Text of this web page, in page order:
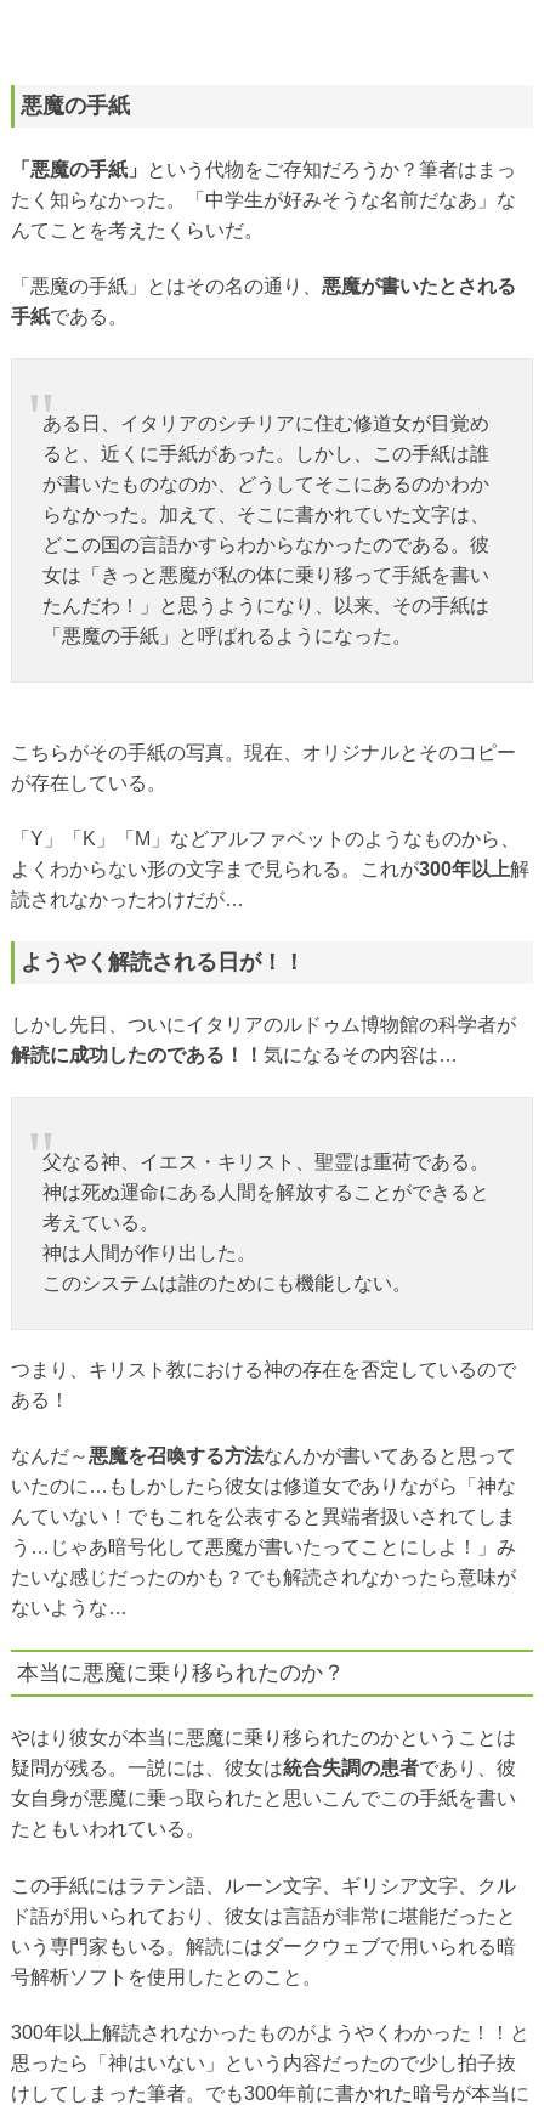
悪魔の手紙
「悪魔の手紙」
という代物をご存知だろうか？筆者はまっ
たく知らなかった。「中学生が好みそうな名前だなあ」な
んてことを考えたくらいだ。
「悪魔の手紙」とはその名の通り、 悪魔が書いたとされる
手紙である。
ある日、イタリアのシチリアに住む修道女が目覚め
ると、近くに手紙があった。しかし、この手紙は誰
が書いたものなのか、どうしてそこにあるのかわか
らなかった。加えて、そこに書かれていた文字は、
どこの国の言語かすらわからなかったのである。彼
女は「きっと悪魔が私の体に乗り移って手紙を書い
たんだわ！」と思うようになり、以来、その手紙は
「悪魔の手紙」と呼ばれるようになった。
こちらがその手紙の写真。現在、オリジナルとそのコピー
が存在している。
「Y」「K」「M」などアルファベットのようなものから、
よくわからない形の文字まで見られる。これが300年以上解
読されなかったわけだが…
ようやく解読される日が！！
しかし先日、ついにイタリアのルドゥム博物館の科学者が
解読に成功したのである！！ 気になるその内容は…
父なる神、イエス・キリスト、聖霊は重荷である。
神は死ぬ運命にある人間を解放することができると
考えている。
神は人間が作り出した。
このシステムは誰のためにも機能しない。
つまり、キリスト教における神の存在を否定しているので
ある！
なんだ～ 悪魔を召喚する方法なんかが書いてあると思って
いたのに…もしかしたら彼女は修道女でありながら「神な
んていない！でもこれを公表すると異端者扱いされてしま
う…じゃあ暗号化して悪魔が書いたってことにしよ！」み
たいな感じだったのかも？でも解読されなかったら意味が
ないような…
本当に悪魔に乗り移られたのか？
やはり彼女が本当に悪魔に乗り移られたのかということは
疑問が残る。一説には、彼女は統合失調の患者であり、彼
女自身が悪魔に乗っ取られたと思いこんでこの手紙を書い
たともいわれている。
この手紙にはラテン語、ルーン文字、ギリシア文字、クル
ド語が用いられており、彼女は言語が非常に堪能だったと
いう専門家もいる。解読にはダークウェブで用いられる暗
号解析ソフトを使用したとのこと。
300年以上解読されなかったものがようやくわかった！！と
思ったら「神はいない」という内容だったので少し拍子抜
けしてしまった筆者。でも300年前に書かれた暗号が本当に